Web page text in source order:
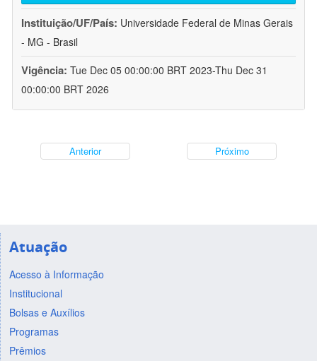
Instituição/UF/País: Universidade Federal de Minas Gerais
- MG - Brasil
Vigência: Tue Dec 05 00:00:00 BRT 2023-Thu Dec 31
00:00:00 BRT 2026
Anterior Próximo
Atuação
Acesso à Informação
Institucional
Bolsas e Auxílios
Programas
Prêmios